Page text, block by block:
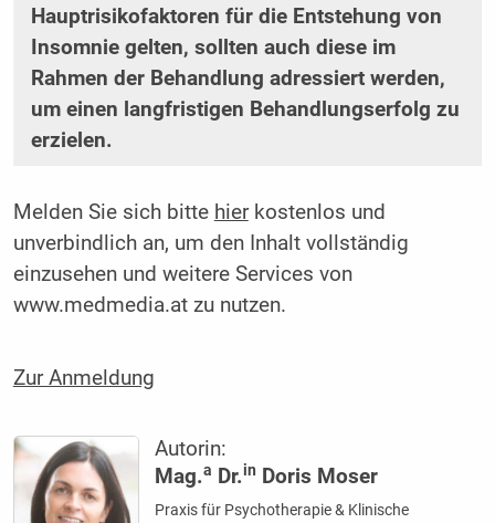
Hauptrisikofaktoren für die Entstehung von
Insomnie gelten, sollten auch diese im
Rahmen der Behandlung adressiert werden,
um einen langfristigen Behandlungserfolg zu
erzielen.
Melden Sie sich bitte hierkostenlos und
unverbindlich an, um den Inhalt vollständig
einzusehen und weitere Services von
www.medmedia.at zu nutzen.
Zur Anmeldung
Autorin:
Mag.a Dr.in Doris Moser
Praxis für Psychotherapie & Klinische